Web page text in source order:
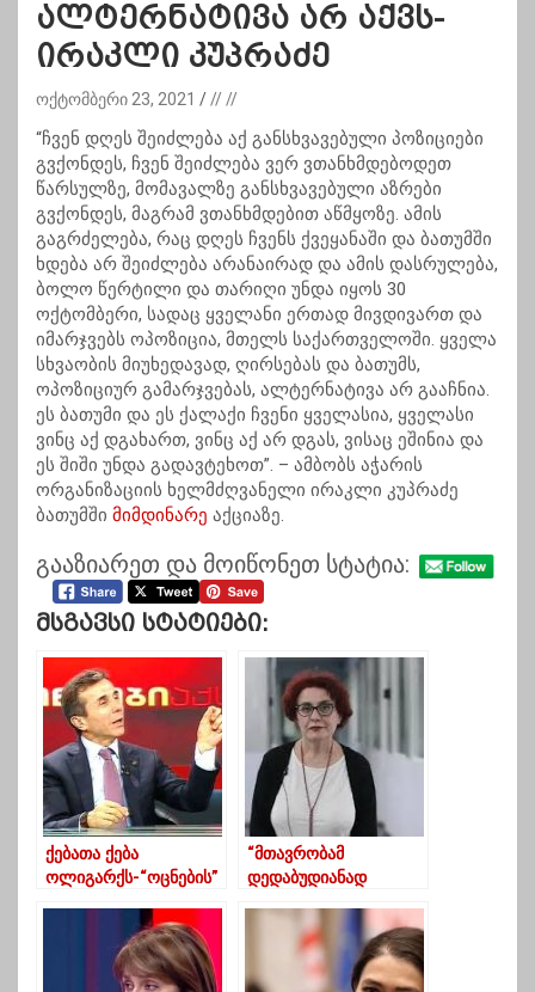
ალტერნატივა არ აქვს-
ირაკლი კუპრაძე
ოქტომბერი 23, 2021 // //
“ჩვენ დღეს შეიძლება აქ განსხვავებული პოზიციები
გვქონდეს, ჩვენ შეიძლება ვერ ვთანხმდებოდეთ
წარსულზე, მომავალზე განსხვავებული აზრები
გვქონდეს, მაგრამ ვთანხმდებით აწმყოზე. ამის
გაგრძელება, რაც დღეს ჩვენს ქვეყანაში და ბათუმში
ხდება არ შეიძლება არანაირად და ამის დასრულება,
ბოლო წერტილი და თარიღი უნდა იყოს 30
ოქტომბერი, სადაც ყველანი ერთად მივდივართ და
იმარჯვებს ოპოზიცია, მთელს საქართველოში. ყველა
სხვაობის მიუხედავად, ღირსებას და ბათუმს,
ოპოზიციურ გამარჯვებას, ალტერნატივა არ გააჩნია.
ეს ბათუმი და ეს ქალაქი ჩვენი ყველასია, ყველასი
ვინც აქ დგახართ, ვინც აქ არ დგას, ვისაც ეშინია და
ეს შიში უნდა გადავტეხოთ”. – ამბობს აჭარის
ორგანიზაციის ხელმძღვანელი ირაკლი კუპრაძე
ბათუმში მიმდინარე აქციაზე.
გააზიარეთ და მოიწონეთ სტატია:
Მსგავსი Სტატიები:
ქებათა ქება
ოლიგარქს-“ოცნების”
“მთავრობამ
დედაბუდიანად
მოგვისაჯა”-
ფსიქოლოგი